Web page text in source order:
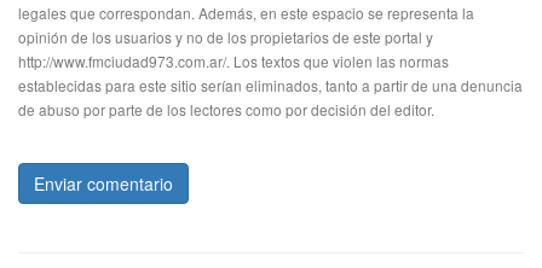
legales que correspondan. Además, en este espacio se representa la
opinión de los usuarios y no de los propietarios de este portal y
http://www.fmciudad973.com.ar/. Los textos que violen las normas
establecidas para este sitio serían eliminados, tanto a partir de una denuncia
de abuso por parte de los lectores como por decisión del editor.
Enviar comentario